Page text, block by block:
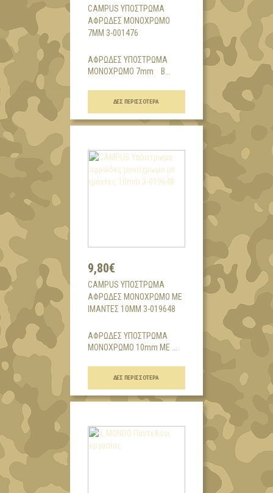
CAMPUS ΥΠΌΣΤΡΩΜΑ
ΑΦΡΏΔΕΣ ΜΟΝΌΧΡΩΜΟ
7MM 3-001476
ΑΦΡΩΔΕΣ ΥΠΟΣΤΡΩΜΑ
ΜΟΝΟΧΡΩΜΟ 7mm Β...
ΔΕΣ ΠΕΡΙΣΣΌΤΕΡΑ
9,80€
CAMPUS ΥΠΌΣΤΡΩΜΑ
ΑΦΡΏΔΕΣ ΜΟΝΌΧΡΩΜΟ ΜΕ
ΙΜΆΝΤΕΣ 10MM 3-019648
ΑΦΡΩΔΕΣ ΥΠΟΣΤΡΩΜΑ
ΜΟΝΟΧΡΩΜΟ 10mm ΜΕ ...
ΔΕΣ ΠΕΡΙΣΣΌΤΕΡΑ